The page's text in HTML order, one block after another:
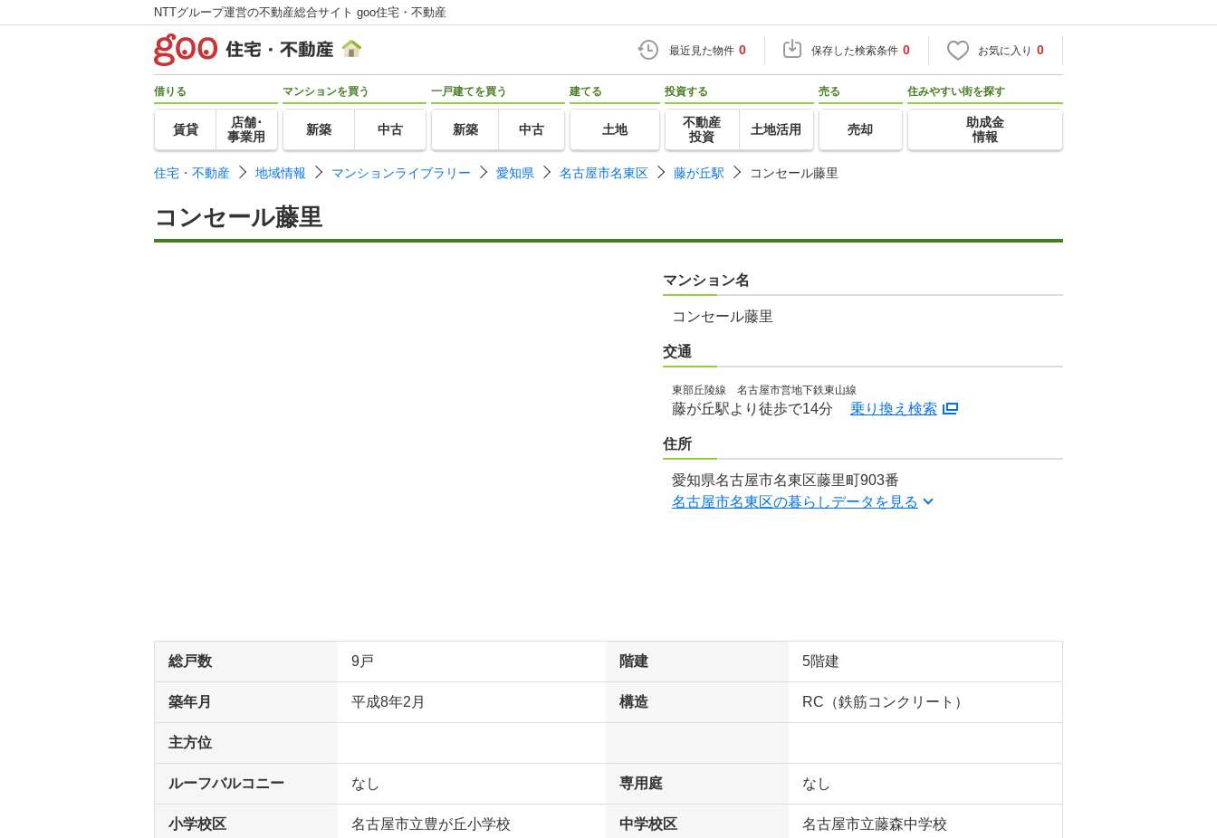
NTTグループ運営の不動産総合サイト goo住宅・不動産
最近見た物件 0 保存した検索条件 0 お気に入り 0
借りる
賃貸
店舗･
事業用
マンションを買う
新築 中古
一戸建てを買う
新築 中古
建てる
土地
投資する
不動産
投資
土地活用
売る
売却
住みやすい街を探す
助成金
情報
住宅・不動産 地域情報 マンションライブラリー 愛知県 名古屋市名東区 藤が丘駅 コンセール藤里
コンセール藤里
マンション名
コンセール藤里
交通
東部丘陵線 名古屋市営地下鉄東山線
藤が丘駅より徒歩で14分 乗り換え検索
住所
愛知県名古屋市名東区藤里町903番
名古屋市名東区の暮らしデータを見る
総戸数 9戸 階建 5階建
築年月 平成8年2月 構造 RC（鉄筋コンクリート）
主方位
ルーフバルコニー なし 専用庭 なし
小学校区 名古屋市立豊が丘小学校 中学校区 名古屋市立藤森中学校